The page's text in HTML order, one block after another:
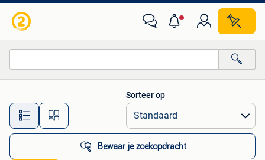
Alle afstanden…
Sorteer op
Bewaar je zoekopdracht